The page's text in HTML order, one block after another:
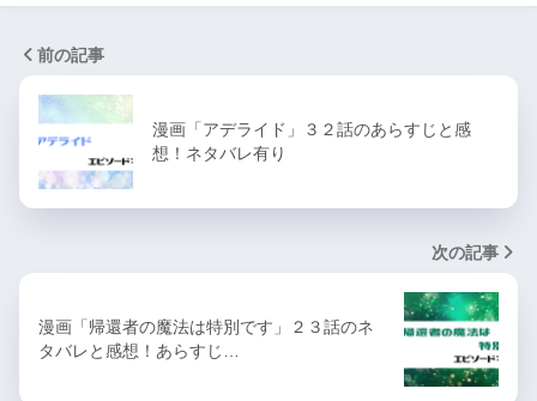
前の記事
漫画「アデライド」３２話のあらすじと感
想！ネタバレ有り
次の記事
漫画「帰還者の魔法は特別です」２３話のネ
タバレと感想！あらすじ…